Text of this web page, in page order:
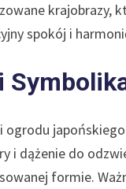
krajobrazy,
spokój i
japońskiego
i dążenie do
formie.